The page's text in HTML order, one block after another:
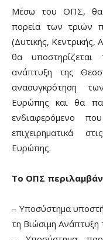
Μέσω του ΟΠΣ, θα
πορεία των τριών
(Δυτικής, Κεντρικής,
θα
ανάπτυξη της
ανασυγκρότηση
Ευρώπης και θα
ενδιαφερόμενο
επιχειρηματικά
Ευρώπης.
Το ΟΠΣ
– Υποσύστημα
τη Βιώσιμη Ανάπτυξη